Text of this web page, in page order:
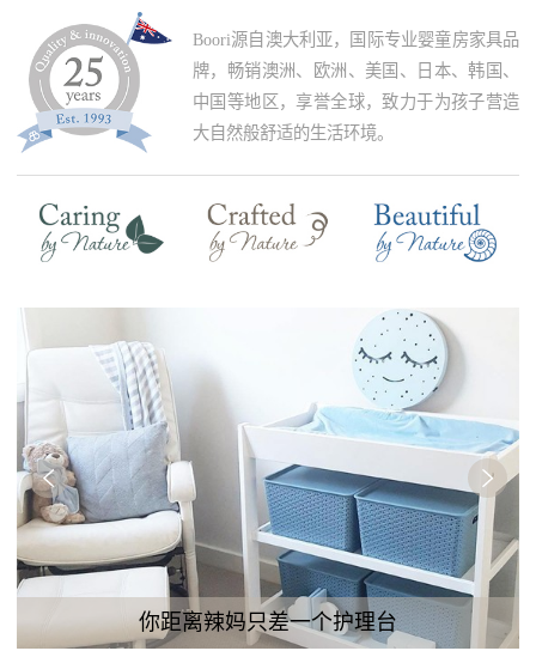
Boori源自澳大利亚，国际专业婴童房家具品
牌，畅销澳洲、欧洲、美国、日本、韩国、
中国等地区，享誉全球，致力于为孩子营造
大自然般舒适的生活环境。
你距离辣妈只差一个护理台